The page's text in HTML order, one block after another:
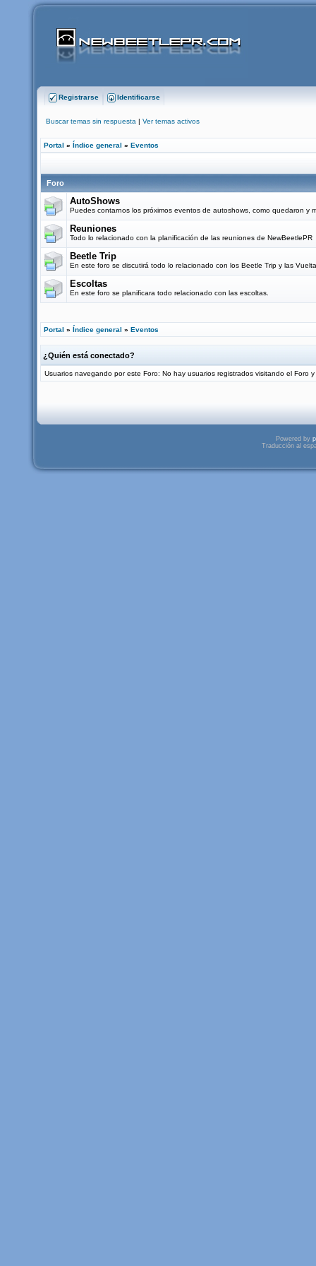
Registrarse Identificarse
Buscar temas sin respuesta | Ver temas activos
Portal » Índice general » Eventos
Foro
AutoShows
Puedes contarnos los próximos eventos de autoshows, como quedaron y
Reuniones
Todo lo relacionado con la planificación de las reuniones de NewBeetlePR
Beetle Trip
En este foro se discutirá todo lo relacionado con los Beetle Trip y las
Escoltas
En este foro se planificara todo relacionado con las escoltas.
Portal » Índice general » Eventos
¿Quién está conectado?
Usuarios navegando por este Foro: No hay usuarios registrados visitando el Foro
Powered by
Traducción al